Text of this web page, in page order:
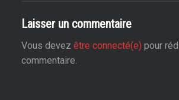
Laisser un commentaire
Vous devez être connecté(e) pour
commentaire.